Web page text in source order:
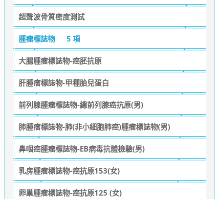
超聲波骨質密度測試
腫瘤標誌物 5 項
大腸腫瘤標誌物-癌胚抗原
肝腫瘤標誌物-甲種胎兒蛋白
前列腺腫瘤標誌物-總前列腺癌抗原(男)
肺腫瘤標誌物-肺(非小細胞肺癌)腫瘤標誌物(男)
鼻咽癌腫瘤標誌物-EB病毒抗體檢驗(男)
乳房腫瘤標誌物-癌抗原153(女)
卵巢腫瘤標誌物-癌抗原125 (女)